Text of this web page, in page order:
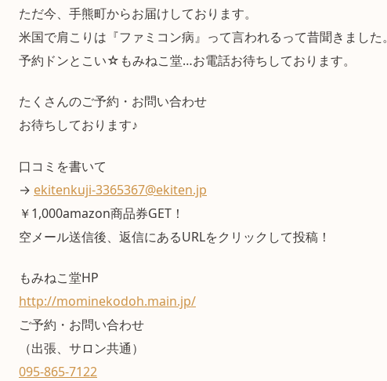
ただ今、手熊町からお届けしております。
米国で肩こりは『ファミコン病』って言われるって昔聞きました。
予約ドンとこい☆もみねこ堂…お電話お待ちしております。
たくさんのご予約・お問い合わせ
お待ちしております♪
口コミを書いて
→ ekitenkuji-3365367@ekiten.jp
￥1,000amazon商品券GET！
空メール送信後、返信にあるURLをクリックして投稿！
もみねこ堂HP
http://mominekodoh.main.jp/
ご予約・お問い合わせ
（出張、サロン共通）
095-865-7122